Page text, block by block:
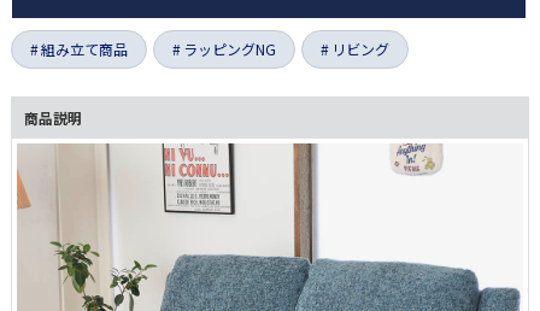
組み立て商品 ラッピングNG リビング
商品説明